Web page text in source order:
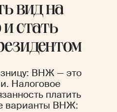
вид на
стать
ВНЖ — это
Налоговое
платить
варианты ВНЖ: